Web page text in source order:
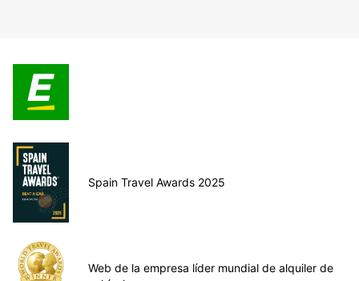
Spain Travel Awards 2025
Web de la empresa líder mundial de alquiler de